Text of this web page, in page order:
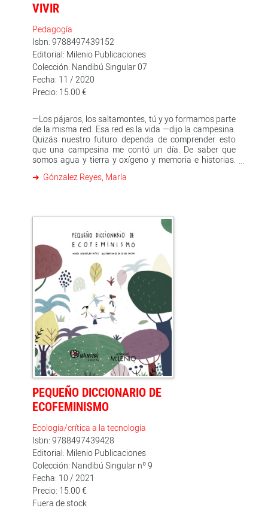
VIVIR
Pedagogía
Isbn: 9788497439152
Editorial: Milenio Publicaciones
Colección: Nandibú Singular 07
Fecha: 11 / 2020
Precio: 15.00 €
—Los pájaros, los saltamontes, tú y yo formamos parte
de la misma red. Esa red es la vida —dijo la campesina.
Quizás nuestro futuro dependa de comprender esto
que una campesina me contó un día. De saber que
somos agua y tierra y oxígeno y memoria e historias.
la nuestra, dependa de a qué verbos le dediquemos
Gónzalez Reyes, María
PEQUEÑO DICCIONARIO DE
ECOFEMINISMO
Ecología/crítica a la tecnología
Isbn: 9788497439428
Editorial: Milenio Publicaciones
Colección: Nandibú Singular nº 9
Fecha: 10 / 2021
Precio: 15.00 €
Fuera de stock